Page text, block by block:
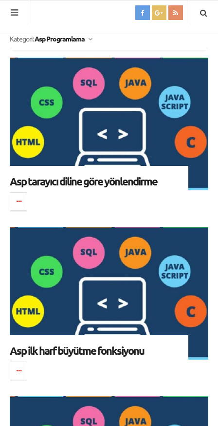
Kategori:Asp Programlama
Asp tarayıcı diline göre yönlendirme
Asp ilk harf büyütme fonksiyonu